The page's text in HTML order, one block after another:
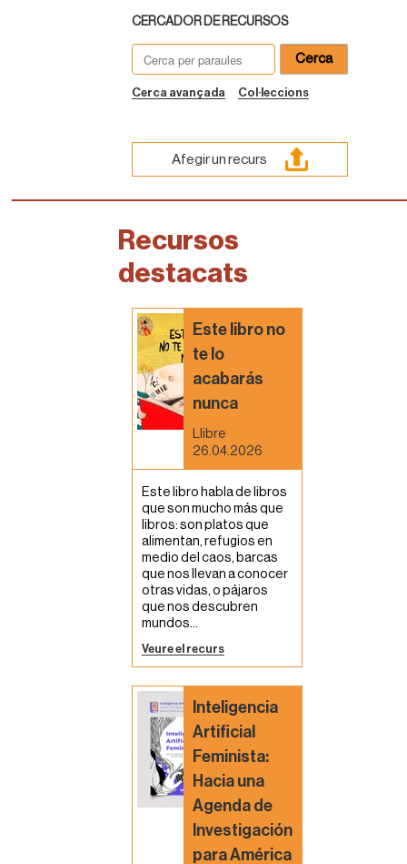
CERCADOR DE RECURSOS
Cerca avançada Col·leccions
Afegir un recurs
Recursos
destacats
Este libro no
te lo
acabarás
nunca
Llibre
26.04.2026
Este libro habla de libros
que son mucho más que
libros: son platos que
alimentan, refugios en
medio del caos, barcas
que nos llevan a conocer
otras vidas, o pájaros
que nos descubren
mundos...
Veure el recurs
Inteligencia
Artificial
Feminista:
Hacia una
Agenda de
Investigación
para América